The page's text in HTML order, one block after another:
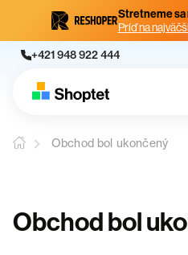
Stretneme sa
Príď na
+421 948 922 444
Obchod bol ukončený
Obchod bol